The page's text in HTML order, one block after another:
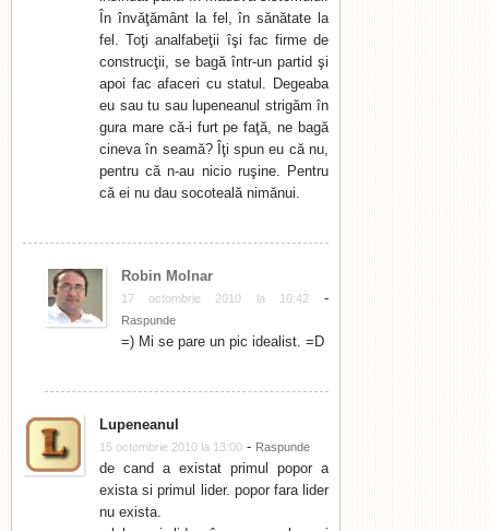
În învăţământ la fel, în sănătate la
fel. Toţi analfabeţii îşi fac firme de
construcţii, se bagă într-un partid şi
apoi fac afaceri cu statul. Degeaba
eu sau tu sau lupeneanul strigăm în
gura mare că-i furt pe faţă, ne bagă
cineva în seamă? Îţi spun eu că nu,
pentru că n-au nicio ruşine. Pentru
că ei nu dau socoteală nimănui.
Robin Molnar
17 octombrie 2010 la 10:42-
Raspunde
=) Mi se pare un pic idealist. =D
Lupeneanul
15 octombrie 2010 la 13:00 - Raspunde
de cand a existat primul popor a
exista si primul lider. popor fara lider
nu exista.